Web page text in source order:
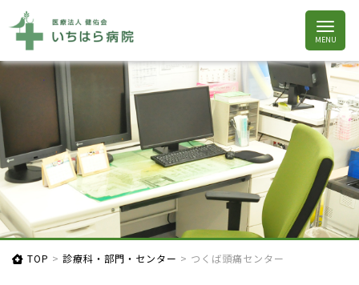
TOP > 診療科・部門・センター > つくば頭痛センター